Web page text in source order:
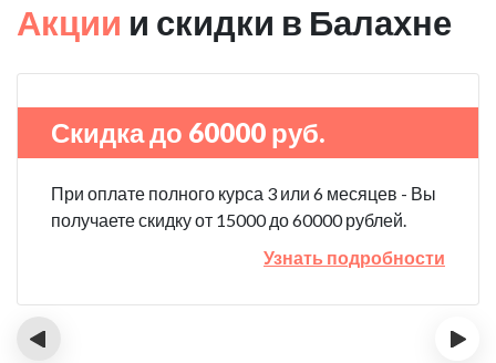
Акции и скидки в Балахне
Скидка до 60000 руб.
При оплате полного курса 3 или 6 месяцев - Вы
получаете скидку от 15000 до 60000 рублей.
Узнать подробности
‹ ›